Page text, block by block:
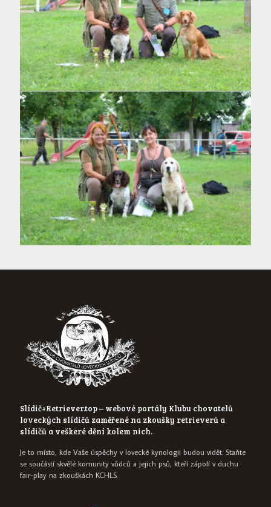
Slídič+Retriever.top – webové portály Klubu chovatelů
loveckých slídičů zaměřené na zkoušky retrieverů a
slídičů a veškeré dění kolem nich.
Je to místo, kde Vaše úspěchy v lovecké kynologii budou vidět. Staňte
se součástí skvělé komunity vůdců a jejich psů, kteří zápolí v duchu
fair-play na zkouškách KCHLS.